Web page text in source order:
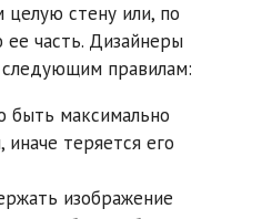
стену или, по
часть. Дизайнеры
правилам:
быть максимально
теряется его
изображение